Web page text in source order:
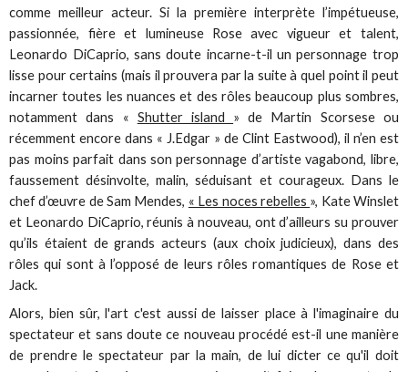
comme meilleur acteur. Si la première interprète l’impétueuse,
passionnée, fière et lumineuse Rose avec vigueur et talent,
Leonardo DiCaprio, sans doute incarne-t-il un personnage trop
lisse pour certains (mais il prouvera par la suite à quel point il peut
incarner toutes les nuances et des rôles beaucoup plus sombres,
notamment dans « Shutter island » de Martin Scorsese ou
récemment encore dans « J.Edgar » de Clint Eastwood), il n’en est
pas moins parfait dans son personnage d’artiste vagabond, libre,
faussement désinvolte, malin, séduisant et courageux. Dans le
chef d’œuvre de Sam Mendes, « Les noces rebelles », Kate Winslet
et Leonardo DiCaprio, réunis à nouveau, ont d’ailleurs su prouver
qu’ils étaient de grands acteurs (aux choix judicieux), dans des
rôles qui sont à l’opposé de leurs rôles romantiques de Rose et
Jack.
Alors, bien sûr, l'art c'est aussi de laisser place à l'imaginaire du
spectateur et sans doute ce nouveau procédé est-il une manière
de prendre le spectateur par la main, de lui dicter ce qu'il doit